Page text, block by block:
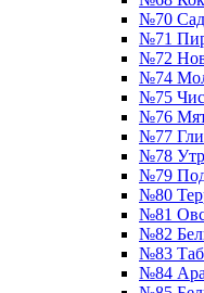
№70
№71
№72
№74
№75
№76
№77
№78
№79
№80
№81
№82
№83
№84